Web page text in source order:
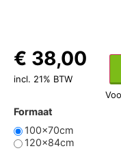
Formaat
100x70cm
120x84cm
€ 38,00
incl. 21% BTW